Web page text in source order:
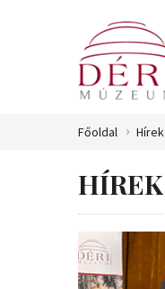
Főoldal Hírek
HÍREK